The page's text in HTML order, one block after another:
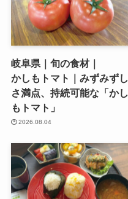
岐阜県｜旬の食材｜
かしもトマト｜みずみずし
さ満点、持続可能な「かし
もトマト」
2026.08.04